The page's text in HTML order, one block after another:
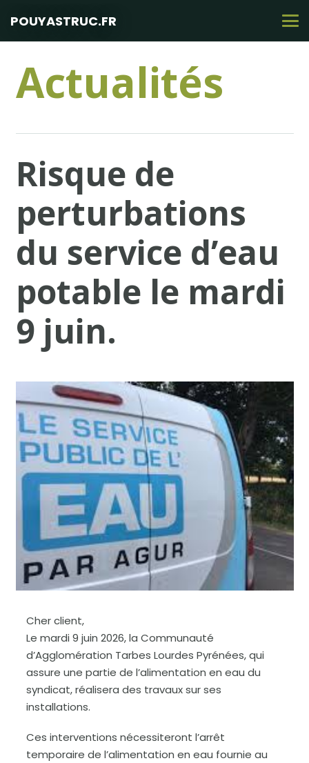
POUYASTRUC.FR
Actualités
Risque de
perturbations
du service d’eau
potable le mardi
9 juin.
Cher client,
Le mardi 9 juin 2026, la Communauté
d’Agglomération Tarbes Lourdes Pyrénées, qui
assure une partie de l’alimentation en eau du
syndicat, réalisera des travaux sur ses
installations.
Ces interventions nécessiteront l’arrêt
temporaire de l’alimentation en eau fournie au